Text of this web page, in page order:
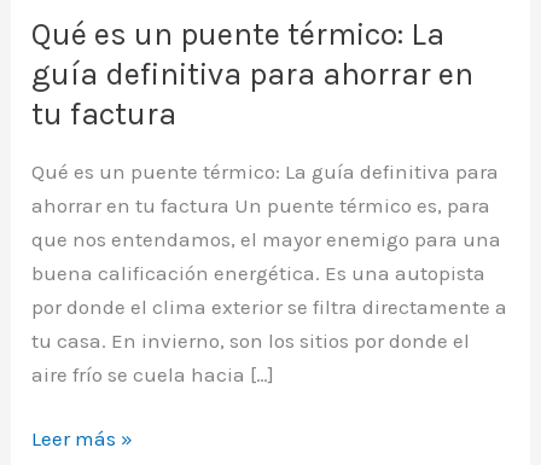
Qué es un puente térmico: La
guía definitiva para ahorrar en
tu factura
Qué es un puente térmico: La guía definitiva para
ahorrar en tu factura Un puente térmico es, para
que nos entendamos, el mayor enemigo para una
buena calificación energética. Es una autopista
por donde el clima exterior se filtra directamente a
tu casa. En invierno, son los sitios por donde el
aire frío se cuela hacia […]
Qué
Leer más »